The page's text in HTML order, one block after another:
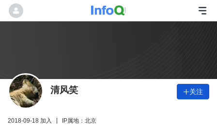
清风笑 关注
2018-09-18 加入
IP属地：北京